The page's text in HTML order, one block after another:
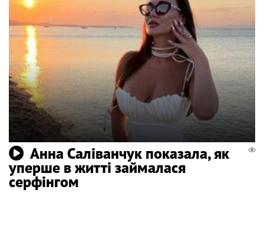
Анна Саліванчук показала, як
уперше в житті займалася
серфінгом